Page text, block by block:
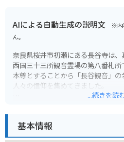
AIによる自動生成の説明文 ※内
ん。
奈良県桜井市初瀬にある長谷寺は、
西国三十三所観音霊場の第八番札
本尊とすることから「長谷観音」
人々の信仰を集めてきました。
の姿は圧巻です。また、本堂から続
美しい景色を眺めることができま
...続きを読
基本情報